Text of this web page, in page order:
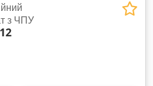
з ЧПУ